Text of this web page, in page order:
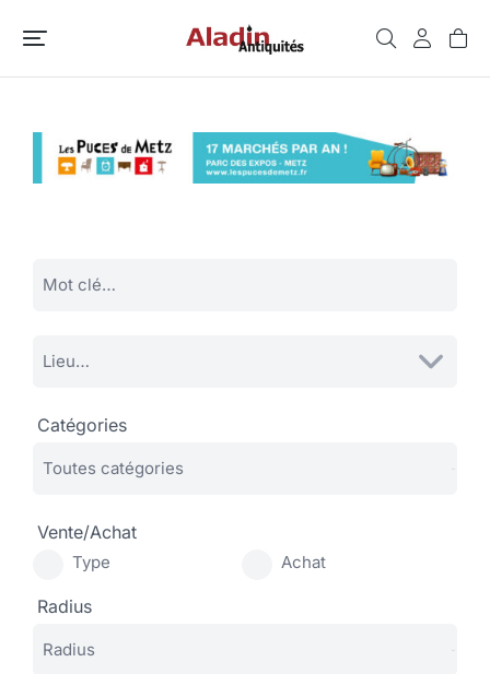
Catégories
Vente/Achat
Type Achat
Radius